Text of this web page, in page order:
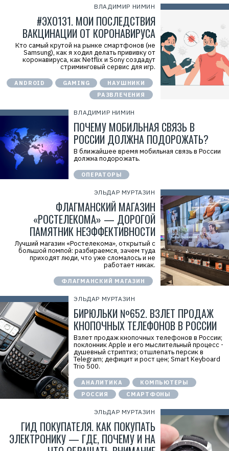
ВЛАДИМИР НИМИН
#ЭХО131. МОИ ПОСЛЕДСТВИЯ
ВАКЦИНАЦИИ ОТ КОРОНАВИРУСА
Кто самый крутой на рынке смартфонов (не
Samsung), как я ходил делать прививку от
коронавируса, как Netflix и Sony создадут
стриминговый сервис для игр.
ANDROID GAMING
НАУШНИКИ
РАЗВЛЕЧЕНИЯ
ВЛАДИМИР НИМИН
ПОЧЕМУ МОБИЛЬНАЯ СВЯЗЬ В
РОССИИ ДОЛЖНА ПОДОРОЖАТЬ?
В ближайшее время мобильная связь в России
должна подорожать.
ОПЕРАТОРЫ
ЭЛЬДАР МУРТАЗИН
ФЛАГМАНСКИЙ МАГАЗИН
«РОСТЕЛЕКОМА» — ДОРОГОЙ
ПАМЯТНИК НЕЭФФЕКТИВНОСТИ
Лучший магазин «Ростелекома», открытый с
большой помпой: разбираемся, зачем туда
приходят люди, что уже сломалось и не
работает никак.
ФЛАГМАНСКИЙ МАГАЗИН
ЭЛЬДАР МУРТАЗИН
БИРЮЛЬКИ №652. ВЗЛЕТ ПРОДАЖ
КНОПОЧНЫХ ТЕЛЕФОНОВ В РОССИИ
Взлет продаж кнопочных телефонов в России;
поклонник Apple и его мыслительный процесс -
душевный стриптиз; отшлепать персик в
Telegram; дефицит и рост цен; Smart Keyboard
Trio 500.
АНАЛИТИКА
КОМПЬЮТЕРЫ
РОССИЯ
СМАРТФОНЫ
ЭЛЬДАР МУРТАЗИН
ГИД ПОКУПАТЕЛЯ. КАК ПОКУПАТЬ
ЭЛЕКТРОНИКУ — ГДЕ, ПОЧЕМУ И НА
4
1
8
0
4